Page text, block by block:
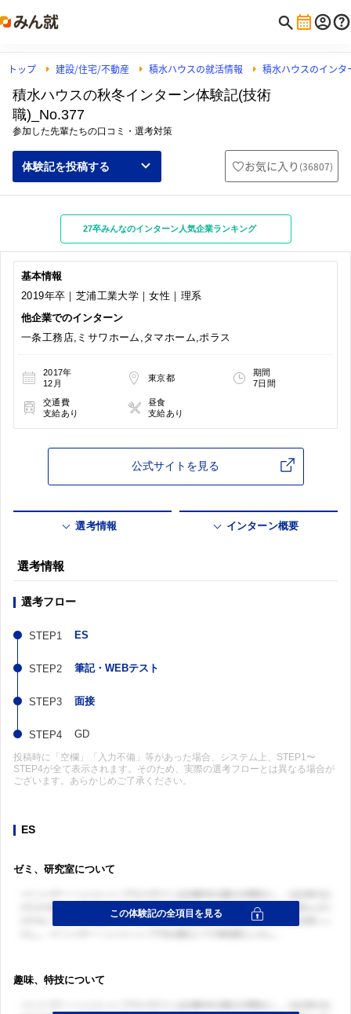
トップ 建設/住宅/不動産 積水ハウスの就活情報 積水ハウスのインタ
積水ハウスの秋冬インターン体験記(技術
職)_No.377
参加した先輩たちの口コミ・選考対策
体験記を投稿する お気に入り (36807)
27卒みんなのインターン人気企業ランキング
基本情報
2019年卒｜芝浦工業大学｜女性｜理系
他企業でのインターン
一条工務店,ミサワホーム,タマホーム,ポラス
2017年
12月
東京都
期間
7日間
交通費
支給あり
昼食
支給あり
公式サイトを見る
選考情報 インターン概要
選考情報
選考フロー
ES
筆記・WEBテスト
面接
GD
投稿時に「空欄」「入力不備」等があった場合、システム上、STEP1〜
STEP4が全て表示されます。そのため、実際の選考フローとは異なる場合が
ございます。あらかじめご了承ください。
ES
ゼミ、研究室について
趣味、特技について